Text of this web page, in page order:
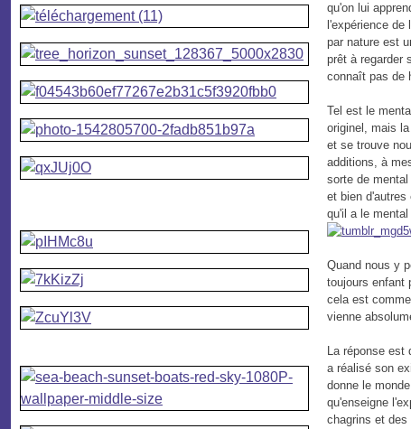
qu'on lui
l'expérience
par nature est
prêt à regarder
connaît pas de
Tel est le
originel, mais
et se trouve
additions, à
sorte de
et bien
qu'il a le mental
Quand nous y
toujours enfant
cela est
vienne
La réponse est
a réalisé son
donne le
qu'enseigne
chagrins et